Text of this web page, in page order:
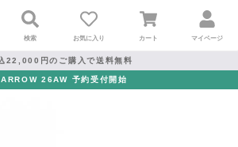
検索 お気に入り カート マイページ
22,000円のご購入で送料無料
26AW 予約受付開始